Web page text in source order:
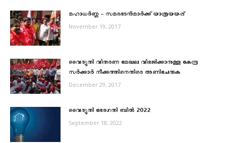
മഹാധര്‍ണ്ണ – സമരഭടന്‍മാര്‍ക്ക് യാത്രയയപ്പ്
November 19, 2017
വൈദ്യുതി വിതരണ മേഖല വിഭജിക്കാനുള്ള കേന്ദ്ര
സര്‍ക്കാര്‍ നീക്കത്തിനെതിരെ അണിചേരുക
December 29, 2017
വൈദ്യുതി ഭേദഗതി ബിൽ 2022
September 18, 2022